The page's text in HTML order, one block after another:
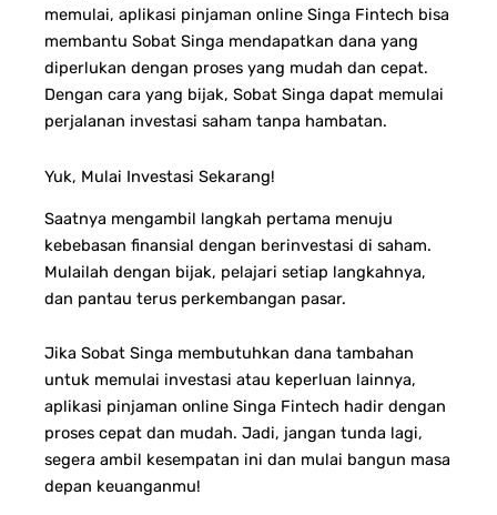
memulai, aplikasi pinjaman online Singa Fintech bisa
membantu Sobat Singa mendapatkan dana yang
diperlukan dengan proses yang mudah dan cepat.
Dengan cara yang bijak, Sobat Singa dapat memulai
perjalanan investasi saham tanpa hambatan.
Yuk, Mulai Investasi Sekarang!
Saatnya mengambil langkah pertama menuju
kebebasan finansial dengan berinvestasi di saham.
Mulailah dengan bijak, pelajari setiap langkahnya,
dan pantau terus perkembangan pasar.
Jika Sobat Singa membutuhkan dana tambahan
untuk memulai investasi atau keperluan lainnya,
aplikasi pinjaman online Singa Fintech hadir dengan
proses cepat dan mudah. Jadi, jangan tunda lagi,
segera ambil kesempatan ini dan mulai bangun masa
depan keuanganmu!